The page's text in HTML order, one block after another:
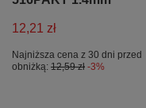
12,21 zł
Najniższa cena z 30 dni przed
obniżką: 12,59 zł -3%